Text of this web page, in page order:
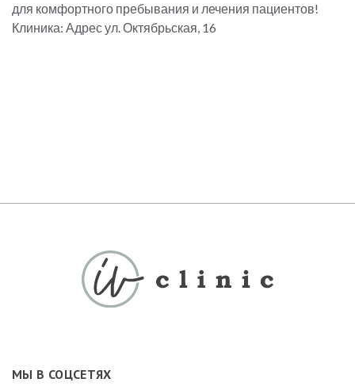
для комфортного пребывания и лечения пациентов!
Клиника: Адрес ул. Октябрьская, 16
МЫ В СОЦСЕТЯХ